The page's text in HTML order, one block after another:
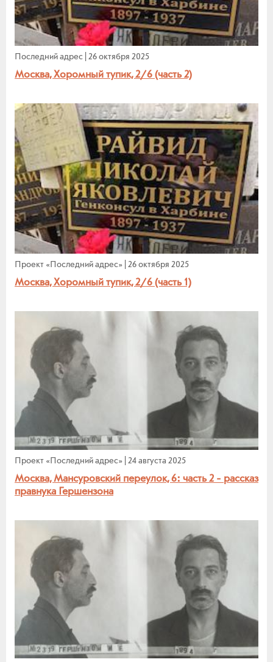
Последний адрес 26 октября 2025
Москва, Хоромный тупик, 2/6 (часть 2)
Проект «Последний адрес» 26 октября 2025
Москва, Хоромный тупик, 2/6 (часть 1)
Проект «Последний адрес» 24 августа 2025
Москва, Мансуровский переулок, 6: часть 2 - рассказ
правнука Гершензона